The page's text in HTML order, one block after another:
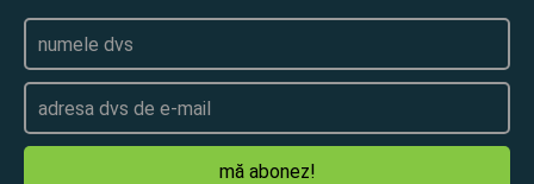
mă abonez!